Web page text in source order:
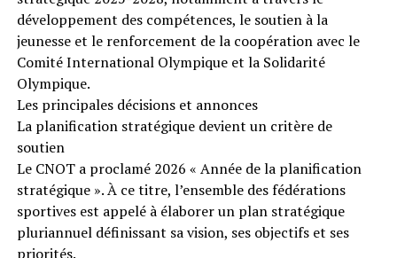
développement des compétences, le soutien à la
jeunesse et le renforcement de la coopération avec le
Comité International Olympique et la Solidarité
Olympique.
Les principales décisions et annonces
La planification stratégique devient un critère de
soutien
Le CNOT a proclamé 2026 « Année de la planification
stratégique ». À ce titre, l’ensemble des fédérations
sportives est appelé à élaborer un plan stratégique
pluriannuel définissant sa vision, ses objectifs et ses
priorités.